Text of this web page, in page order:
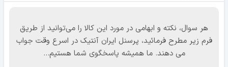
هر سوال، نکته و ابهامی در مورد این کالا را می‌توانید از طریق
فرم زیر مطرح فرمائید، پرسنل ایران آنتیک در اسرع وقت جواب
می دهند. ما همیشه پاسخگوی شما هستیم...